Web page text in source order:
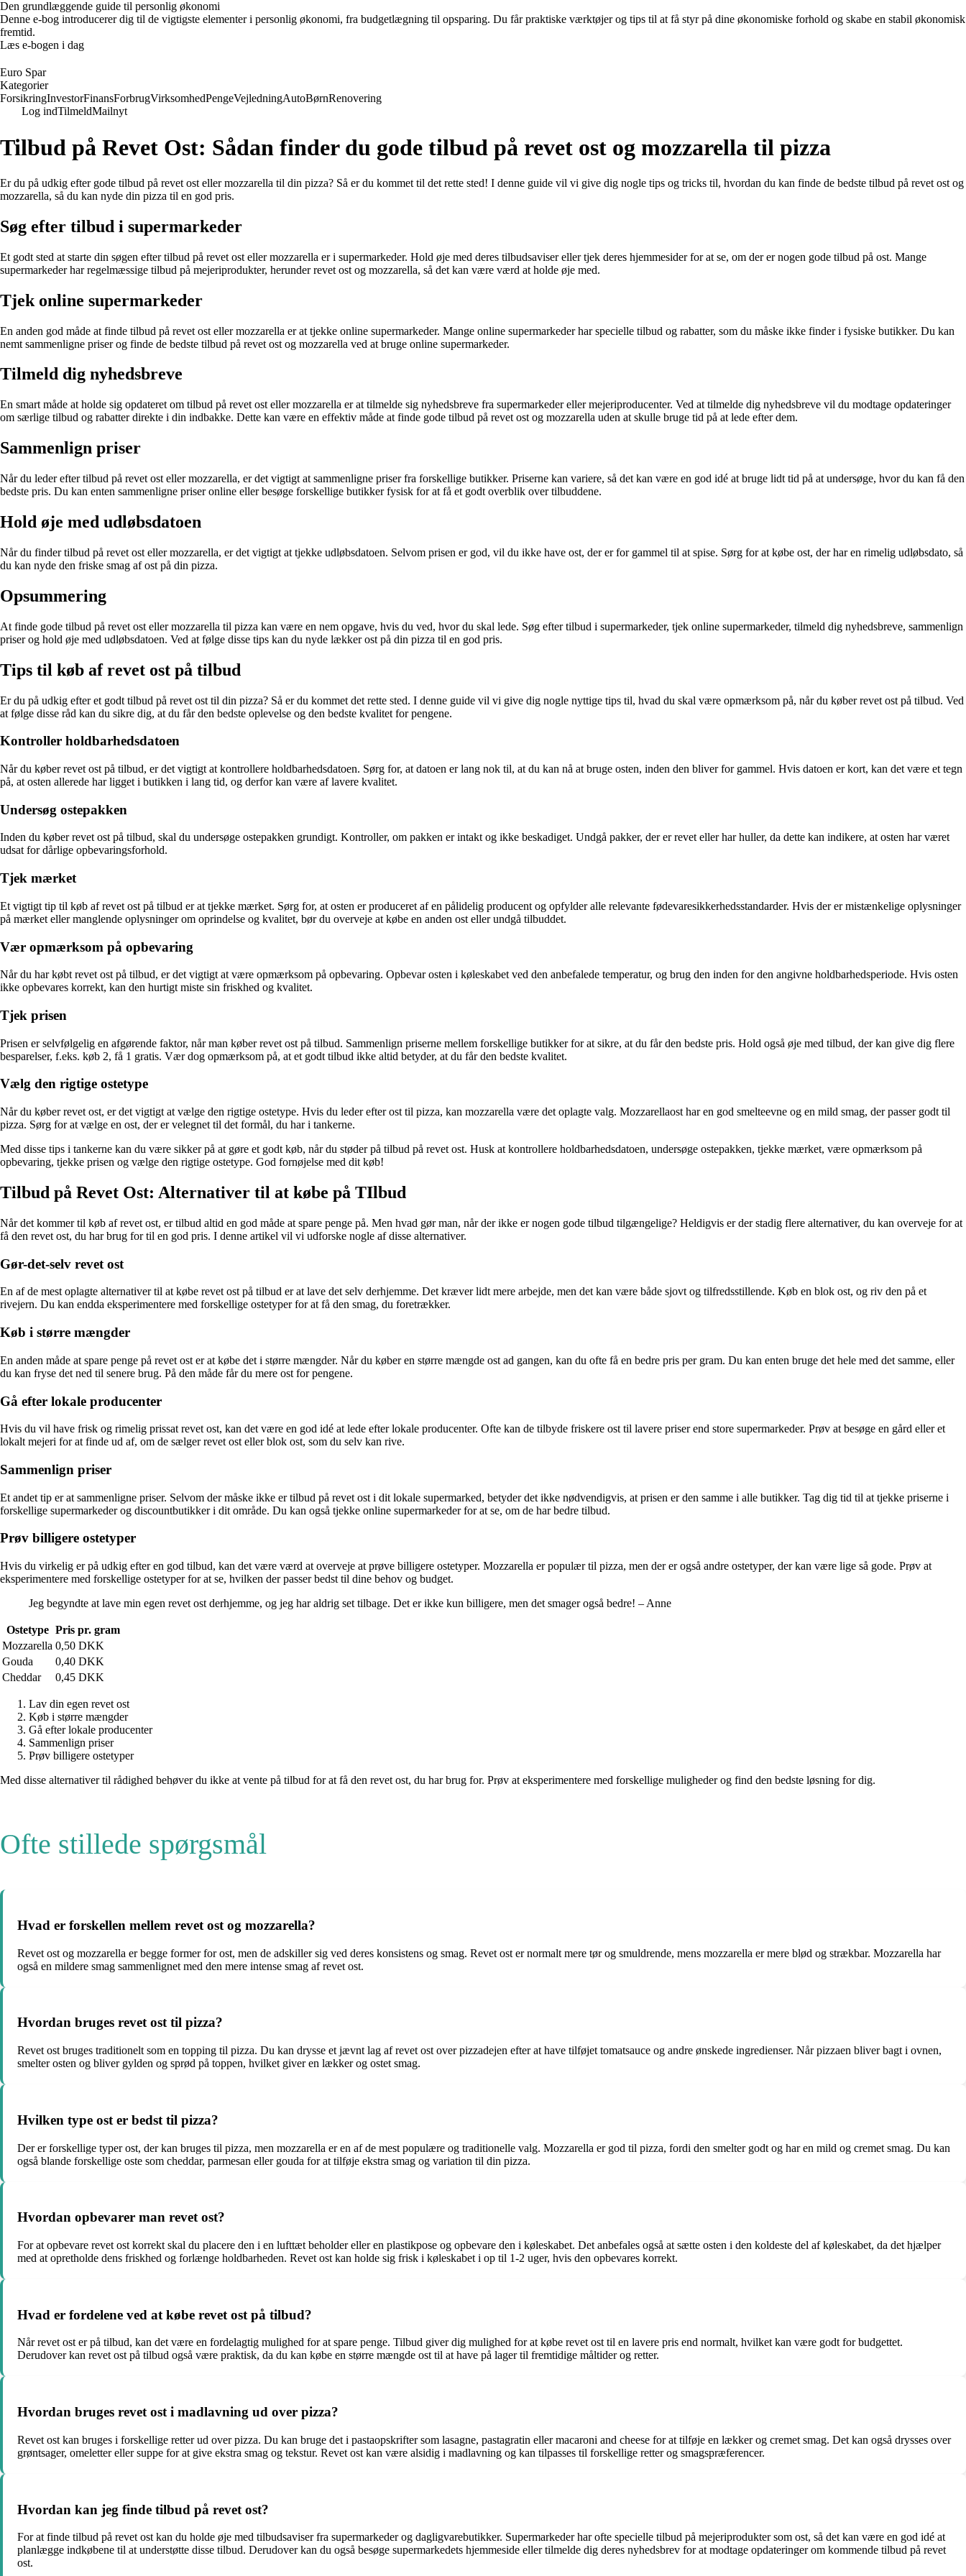
Den grundlæggende guide til personlig økonomi
Denne e-bog introducerer dig til de vigtigste elementer i personlig økonomi, fra budgetlægning til opsparing. Du får praktiske værktøjer og tips til at få styr på dine økonomiske forhold og skabe en stabil økonomisk
fremtid.
Læs e-bogen i dag
Euro Spar
Kategorier
ForsikringInvestorFinansForbrugVirksomhedPengeVejledningAutoBørnRenovering
Log indTilmeldMailnyt
Tilbud på Revet Ost: Sådan finder du gode tilbud på revet ost og mozzarella til pizza
Er du på udkig efter gode tilbud på revet ost eller mozzarella til din pizza? Så er du kommet til det rette sted! I denne guide vil vi give dig nogle tips og tricks til, hvordan du kan finde de bedste tilbud på revet ost og
mozzarella, så du kan nyde din pizza til en god pris.
Søg efter tilbud i supermarkeder
Et godt sted at starte din søgen efter tilbud på revet ost eller mozzarella er i supermarkeder. Hold øje med deres tilbudsaviser eller tjek deres hjemmesider for at se, om der er nogen gode tilbud på ost. Mange
supermarkeder har regelmæssige tilbud på mejeriprodukter, herunder revet ost og mozzarella, så det kan være værd at holde øje med.
Tjek online supermarkeder
En anden god måde at finde tilbud på revet ost eller mozzarella er at tjekke online supermarkeder. Mange online supermarkeder har specielle tilbud og rabatter, som du måske ikke finder i fysiske butikker. Du kan
nemt sammenligne priser og finde de bedste tilbud på revet ost og mozzarella ved at bruge online supermarkeder.
Tilmeld dig nyhedsbreve
En smart måde at holde sig opdateret om tilbud på revet ost eller mozzarella er at tilmelde sig nyhedsbreve fra supermarkeder eller mejeriproducenter. Ved at tilmelde dig nyhedsbreve vil du modtage opdateringer
om særlige tilbud og rabatter direkte i din indbakke. Dette kan være en effektiv måde at finde gode tilbud på revet ost og mozzarella uden at skulle bruge tid på at lede efter dem.
Sammenlign priser
Når du leder efter tilbud på revet ost eller mozzarella, er det vigtigt at sammenligne priser fra forskellige butikker. Priserne kan variere, så det kan være en god idé at bruge lidt tid på at undersøge, hvor du kan få den
bedste pris. Du kan enten sammenligne priser online eller besøge forskellige butikker fysisk for at få et godt overblik over tilbuddene.
Hold øje med udløbsdatoen
Når du finder tilbud på revet ost eller mozzarella, er det vigtigt at tjekke udløbsdatoen. Selvom prisen er god, vil du ikke have ost, der er for gammel til at spise. Sørg for at købe ost, der har en rimelig udløbsdato, så
du kan nyde den friske smag af ost på din pizza.
Opsummering
At finde gode tilbud på revet ost eller mozzarella til pizza kan være en nem opgave, hvis du ved, hvor du skal lede. Søg efter tilbud i supermarkeder, tjek online supermarkeder, tilmeld dig nyhedsbreve, sammenlign
priser og hold øje med udløbsdatoen. Ved at følge disse tips kan du nyde lækker ost på din pizza til en god pris.
Tips til køb af revet ost på tilbud
Er du på udkig efter et godt tilbud på revet ost til din pizza? Så er du kommet det rette sted. I denne guide vil vi give dig nogle nyttige tips til, hvad du skal være opmærksom på, når du køber revet ost på tilbud. Ved
at følge disse råd kan du sikre dig, at du får den bedste oplevelse og den bedste kvalitet for pengene.
Kontroller holdbarhedsdatoen
Når du køber revet ost på tilbud, er det vigtigt at kontrollere holdbarhedsdatoen. Sørg for, at datoen er lang nok til, at du kan nå at bruge osten, inden den bliver for gammel. Hvis datoen er kort, kan det være et tegn
på, at osten allerede har ligget i butikken i lang tid, og derfor kan være af lavere kvalitet.
Undersøg ostepakken
Inden du køber revet ost på tilbud, skal du undersøge ostepakken grundigt. Kontroller, om pakken er intakt og ikke beskadiget. Undgå pakker, der er revet eller har huller, da dette kan indikere, at osten har været
udsat for dårlige opbevaringsforhold.
Tjek mærket
Et vigtigt tip til køb af revet ost på tilbud er at tjekke mærket. Sørg for, at osten er produceret af en pålidelig producent og opfylder alle relevante fødevaresikkerhedsstandarder. Hvis der er mistænkelige oplysninger
på mærket eller manglende oplysninger om oprindelse og kvalitet, bør du overveje at købe en anden ost eller undgå tilbuddet.
Vær opmærksom på opbevaring
Når du har købt revet ost på tilbud, er det vigtigt at være opmærksom på opbevaring. Opbevar osten i køleskabet ved den anbefalede temperatur, og brug den inden for den angivne holdbarhedsperiode. Hvis osten
ikke opbevares korrekt, kan den hurtigt miste sin friskhed og kvalitet.
Tjek prisen
Prisen er selvfølgelig en afgørende faktor, når man køber revet ost på tilbud. Sammenlign priserne mellem forskellige butikker for at sikre, at du får den bedste pris. Hold også øje med tilbud, der kan give dig flere
besparelser, f.eks. køb 2, få 1 gratis. Vær dog opmærksom på, at et godt tilbud ikke altid betyder, at du får den bedste kvalitet.
Vælg den rigtige ostetype
Når du køber revet ost, er det vigtigt at vælge den rigtige ostetype. Hvis du leder efter ost til pizza, kan mozzarella være det oplagte valg. Mozzarellaost har en god smelteevne og en mild smag, der passer godt til
pizza. Sørg for at vælge en ost, der er velegnet til det formål, du har i tankerne.
Med disse tips i tankerne kan du være sikker på at gøre et godt køb, når du støder på tilbud på revet ost. Husk at kontrollere holdbarhedsdatoen, undersøge ostepakken, tjekke mærket, være opmærksom på
opbevaring, tjekke prisen og vælge den rigtige ostetype. God fornøjelse med dit køb!
Tilbud på Revet Ost: Alternativer til at købe på TIlbud
Når det kommer til køb af revet ost, er tilbud altid en god måde at spare penge på. Men hvad gør man, når der ikke er nogen gode tilbud tilgængelige? Heldigvis er der stadig flere alternativer, du kan overveje for at
få den revet ost, du har brug for til en god pris. I denne artikel vil vi udforske nogle af disse alternativer.
Gør-det-selv revet ost
En af de mest oplagte alternativer til at købe revet ost på tilbud er at lave det selv derhjemme. Det kræver lidt mere arbejde, men det kan være både sjovt og tilfredsstillende. Køb en blok ost, og riv den på et
rivejern. Du kan endda eksperimentere med forskellige ostetyper for at få den smag, du foretrækker.
Køb i større mængder
En anden måde at spare penge på revet ost er at købe det i større mængder. Når du køber en større mængde ost ad gangen, kan du ofte få en bedre pris per gram. Du kan enten bruge det hele med det samme, eller
du kan fryse det ned til senere brug. På den måde får du mere ost for pengene.
Gå efter lokale producenter
Hvis du vil have frisk og rimelig prissat revet ost, kan det være en god idé at lede efter lokale producenter. Ofte kan de tilbyde friskere ost til lavere priser end store supermarkeder. Prøv at besøge en gård eller et
lokalt mejeri for at finde ud af, om de sælger revet ost eller blok ost, som du selv kan rive.
Sammenlign priser
Et andet tip er at sammenligne priser. Selvom der måske ikke er tilbud på revet ost i dit lokale supermarked, betyder det ikke nødvendigvis, at prisen er den samme i alle butikker. Tag dig tid til at tjekke priserne i
forskellige supermarkeder og discountbutikker i dit område. Du kan også tjekke online supermarkeder for at se, om de har bedre tilbud.
Prøv billigere ostetyper
Hvis du virkelig er på udkig efter en god tilbud, kan det være værd at overveje at prøve billigere ostetyper. Mozzarella er populær til pizza, men der er også andre ostetyper, der kan være lige så gode. Prøv at
eksperimentere med forskellige ostetyper for at se, hvilken der passer bedst til dine behov og budget.
Jeg begyndte at lave min egen revet ost derhjemme, og jeg har aldrig set tilbage. Det er ikke kun billigere, men det smager også bedre! – Anne
Ostetype Pris pr. gram
Mozzarella 0,50 DKK
Gouda
0,40 DKK
Cheddar
0,45 DKK
Lav din egen revet ost
Køb i større mængder
Gå efter lokale producenter
Sammenlign priser
Prøv billigere ostetyper
Med disse alternativer til rådighed behøver du ikke at vente på tilbud for at få den revet ost, du har brug for. Prøv at eksperimentere med forskellige muligheder og find den bedste løsning for dig.
Ofte stillede spørgsmål
Hvad er forskellen mellem revet ost og mozzarella?
Revet ost og mozzarella er begge former for ost, men de adskiller sig ved deres konsistens og smag. Revet ost er normalt mere tør og smuldrende, mens mozzarella er mere blød og strækbar. Mozzarella har
også en mildere smag sammenlignet med den mere intense smag af revet ost.
Hvordan bruges revet ost til pizza?
Revet ost bruges traditionelt som en topping til pizza. Du kan drysse et jævnt lag af revet ost over pizzadejen efter at have tilføjet tomatsauce og andre ønskede ingredienser. Når pizzaen bliver bagt i ovnen,
smelter osten og bliver gylden og sprød på toppen, hvilket giver en lækker og ostet smag.
Hvilken type ost er bedst til pizza?
Der er forskellige typer ost, der kan bruges til pizza, men mozzarella er en af ​​de mest populære og traditionelle valg. Mozzarella er god til pizza, fordi den smelter godt og har en mild og cremet smag. Du kan
også blande forskellige oste som cheddar, parmesan eller gouda for at tilføje ekstra smag og variation til din pizza.
Hvordan opbevarer man revet ost?
For at opbevare revet ost korrekt skal du placere den i en lufttæt beholder eller en plastikpose og opbevare den i køleskabet. Det anbefales også at sætte osten i den koldeste del af køleskabet, da det hjælper
med at opretholde dens friskhed og forlænge holdbarheden. Revet ost kan holde sig frisk i køleskabet i op til 1-2 uger, hvis den opbevares korrekt.
Hvad er fordelene ved at købe revet ost på tilbud?
Når revet ost er på tilbud, kan det være en fordelagtig mulighed for at spare penge. Tilbud giver dig mulighed for at købe revet ost til en lavere pris end normalt, hvilket kan være godt for budgettet.
Derudover kan revet ost på tilbud også være praktisk, da du kan købe en større mængde ost til at have på lager til fremtidige måltider og retter.
Hvordan bruges revet ost i madlavning ud over pizza?
Revet ost kan bruges i forskellige retter ud over pizza. Du kan bruge det i pastaopskrifter som lasagne, pastagratin eller macaroni and cheese for at tilføje en lækker og cremet smag. Det kan også drysses over
grøntsager, omeletter eller suppe for at give ekstra smag og tekstur. Revet ost kan være alsidig i madlavning og kan tilpasses til forskellige retter og smagspræferencer.
Hvordan kan jeg finde tilbud på revet ost?
For at finde tilbud på revet ost kan du holde øje med tilbudsaviser fra supermarkeder og dagligvarebutikker. Supermarkeder har ofte specielle tilbud på mejeriprodukter som ost, så det kan være en god idé at
planlægge indkøbene til at understøtte disse tilbud. Derudover kan du også besøge supermarkedets hjemmeside eller tilmelde dig deres nyhedsbrev for at modtage opdateringer om kommende tilbud på revet
ost.